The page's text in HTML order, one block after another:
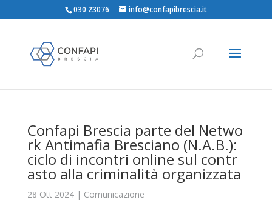
030 23076 info@confapibrescia.it
Confapi Brescia parte del Netwo
rk Antimafia Bresciano (N.A.B.):
ciclo di incontri online sul contr
asto alla criminalità organizzata
28 Ott 2024| Comunicazione